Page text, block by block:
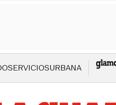
SERVICIOSURBANA